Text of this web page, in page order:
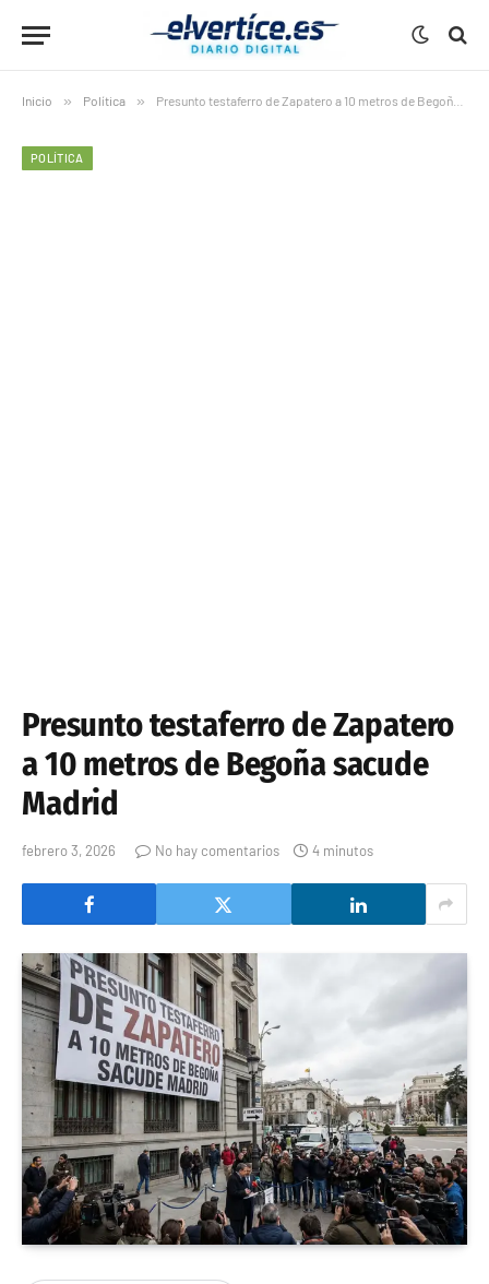
Inicio » Política » Presunto testaferro de Zapatero a 10 metros de Begoña sacude Madrid
POLÍTICA
Presunto testaferro de Zapatero
a 10 metros de Begoña sacude
Madrid
febrero 3, 2026 No hay comentarios 4 minutos